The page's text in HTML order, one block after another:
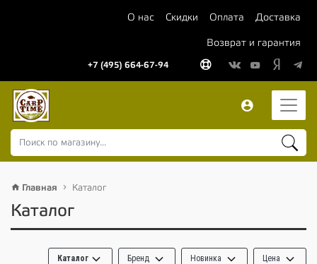
О нас Скидки Оплата Доставка
Возврат и гарантия
+7 (495) 664-67-94
Главная Каталог
Каталог
Каталог Бренд Новинка Цена